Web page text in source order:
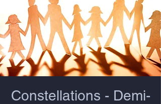
Constellations - Demi-